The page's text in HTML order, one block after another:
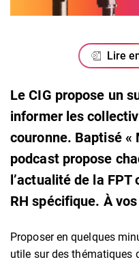
Lire
Le CIG propose un
informer les
couronne. Baptisé «
podcast propose
l’actualité de la FPT
RH spécifique. À
Proposer en quelques
utile sur des thématiques